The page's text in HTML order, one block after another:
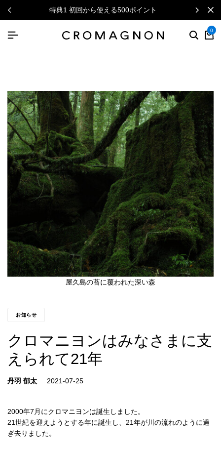
特典1 初回から使える500ポイント
0
屋久島の苔に覆われた深い森
お知らせ
クロマニヨンはみなさまに支
えられて21年
丹羽 郁太
2000年7月にクロマニヨンは誕生しました。
21世紀を迎えようとする年に誕生し、21年が川の流れのように過
ぎ去りました。